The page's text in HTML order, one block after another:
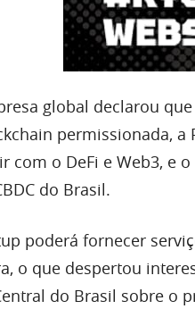
global declarou
permissionada, a
com o DeFi e Web3, e
do Brasil.
poderá fornecer
o que despertou
do Brasil sobre o